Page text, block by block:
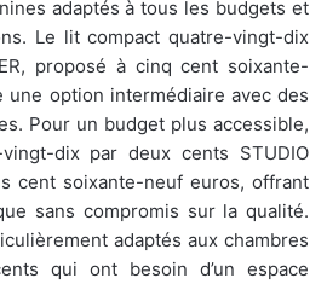
adaptés à tous les budgets et
Le lit compact quatre-vingt-dix
proposé à cinq cent soixante-
une option intermédiaire avec des
Pour un budget plus accessible,
dix par deux cents STUDIO
cent soixante-neuf euros, offrant
sans compromis sur la qualité.
adaptés aux chambres
qui ont besoin d’un espace